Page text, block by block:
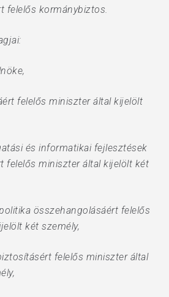
felelős kormánybiztos.
felelős miniszter által kijelölt
és informatikai fejlesztések
felelős miniszter által kijelölt két
összehangolásáért felelős
két személy,
felelős miniszter által